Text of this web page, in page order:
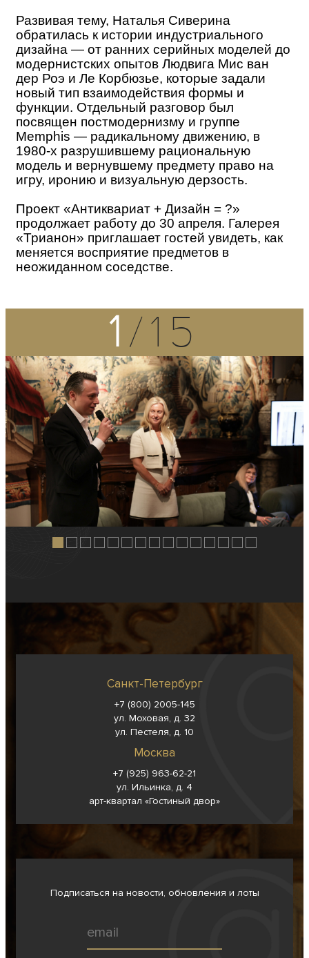
Развивая тему, Наталья Сиверина
обратилась к истории индустриального
дизайна — от ранних серийных моделей до
модернистских опытов Людвига Мис ван
дер Роэ и Ле Корбюзье, которые задали
новый тип взаимодействия формы и
функции. Отдельный разговор был
посвящен постмодернизму и группе
Memphis — радикальному движению, в
1980-х разрушившему рациональную
модель и вернувшему предмету право на
игру, иронию и визуальную дерзость.
Проект «Антиквариат + Дизайн = ?»
продолжает работу до 30 апреля. Галерея
«Трианон» приглашает гостей увидеть, как
меняется восприятие предметов в
неожиданном соседстве.
1 /15
Санкт-Петербург
+7 (800) 2005-145
ул. Моховая, д. 32
ул. Пестеля, д. 10
Москва
+7 (925) 963-62-21
ул. Ильинка, д. 4
арт-квартал «Гостиный двор»
Подписаться на новости, обновления и лоты